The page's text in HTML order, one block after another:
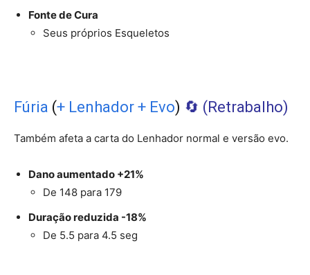
Fonte de Cura
Seus próprios Esqueletos
Fúria (+ Lenhador + Evo) 🔄️ (Retrabalho)
Também afeta a carta do Lenhador normal e versão evo.
Dano aumentado +21%
De 148 para 179
Duração reduzida -18%
De 5.5 para 4.5 seg